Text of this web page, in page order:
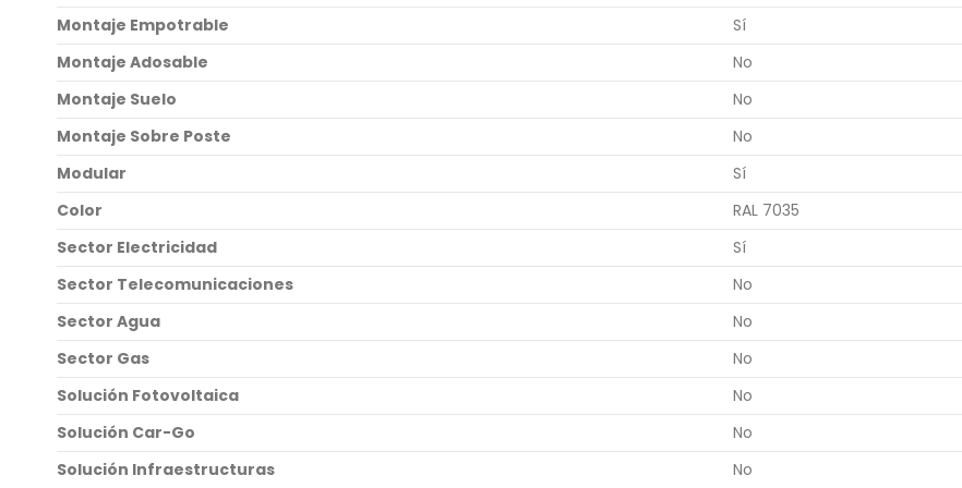
Montaje Empotrable
Sí
Montaje Adosable
No
Montaje Suelo
No
Montaje Sobre Poste
No
Modular
Sí
Color
RAL 7035
Sector Electricidad
Sí
Sector Telecomunicaciones
No
Sector Agua
No
Sector Gas
No
Solución Fotovoltaica
No
Solución Car-Go
No
Solución Infraestructuras
No